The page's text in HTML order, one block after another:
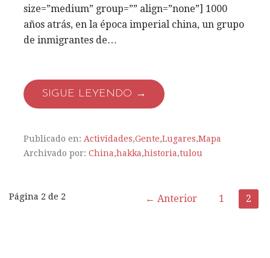
size=”medium” group=”” align=”none”] 1000
años atrás, en la época imperial china, un grupo
de inmigrantes de…
SIGUE LEYENDO →
Publicado en: Actividades,Gente,Lugares,Mapa
Archivado por: China,hakka,historia,tulou
Página 2 de 2 ← Anterior 1 2